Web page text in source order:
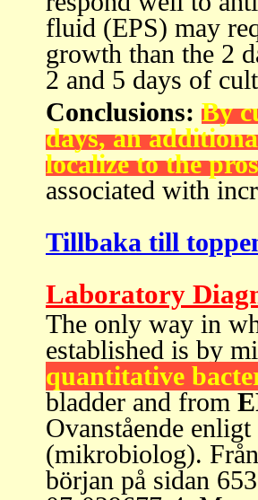
fluid (EPS) may
growth than the 2
2 and 5 days of
Conclusions: By
days, an
localize to the
associated with
Tillbaka till
Laboratory
The only way in
established is by
quantitative
bladder and from
Ovanstående
(mikrobiolog).
början på sidan